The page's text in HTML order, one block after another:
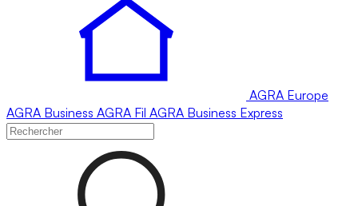
AGRA Europe
AGRA Business AGRA Fil AGRA Business Express